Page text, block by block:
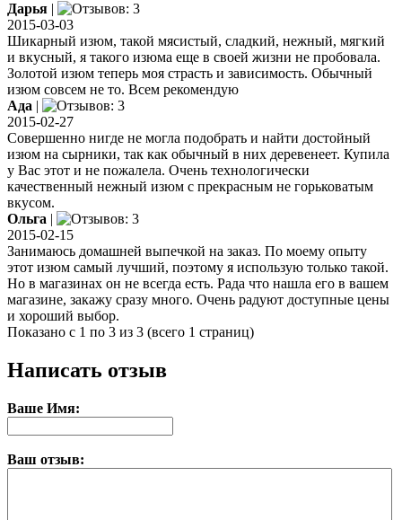
Дарья |
2015-03-03
Шикарный изюм, такой мясистый, сладкий, нежный, мягкий
и вкусный, я такого изюма еще в своей жизни не пробовала.
Золотой изюм теперь моя страсть и зависимость. Обычный
изюм совсем не то. Всем рекомендую
Ада |
2015-02-27
Совершенно нигде не могла подобрать и найти достойный
изюм на сырники, так как обычный в них деревенеет. Купила
у Вас этот и не пожалела. Очень технологически
качественный нежный изюм с прекрасным не горьковатым
вкусом.
Ольга |
2015-02-15
Занимаюсь домашней выпечкой на заказ. По моему опыту
этот изюм самый лучший, поэтому я использую только такой.
Но в магазинах он не всегда есть. Рада что нашла его в вашем
магазине, закажу сразу много. Очень радуют доступные цены
и хороший выбор.
Показано с 1 по 3 из 3 (всего 1 страниц)
Написать отзыв
Ваше Имя:
Ваш отзыв: